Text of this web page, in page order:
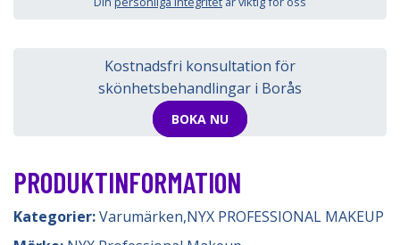
Kostnadsfri konsultation för
skönhetsbehandlingar i Borås
BOKA NU
PRODUKTINFORMATION
Kategorier:Varumärken,NYX PROFESSIONAL MAKEUP